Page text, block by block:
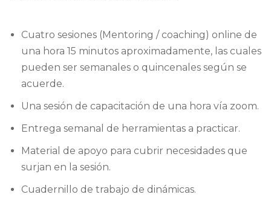
Cuatro sesiones (Mentoring / coaching) online de
una hora 15 minutos aproximadamente, las cuales
pueden ser semanales o quincenales según se
acuerde.
Una sesión de capacitación de una hora vía zoom.
Entrega semanal de herramientas a practicar.
Material de apoyo para cubrir necesidades que
surjan en la sesión.
Cuadernillo de trabajo de dinámicas.